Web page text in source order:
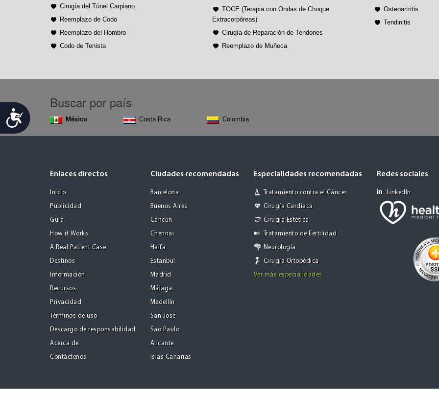
Accessibility
Cirugía del Túnel Carpiano
Reemplazo de Codo
Reemplazo del Hombro
Codo de Tenista
TOCE (Terapia con Ondas de Choque
Extracorpóreas)
Cirugía de Reparación de Tendones
Reemplazo de Muñeca
Osteoartritis
Tendinitis
Buscar por país
México Costa Rica Colombia
Enlaces directos
Inicio
Publicidad
Guía
How it Works
A Real Patient Case
Destinos
Información
Recursos
Privacidad
Términos de uso
Descargo de responsabilidad
Acerca de
Contáctenos
Ciudades recomendadas
Barcelona
Buenos Aires
Cancún
Chennai
Haifa
Estanbul
Madrid
Málaga
Medellín
San Jose
Sao Paulo
Alicante
Islas Canarias
Especialidades recomendadas
Tratamiento contra el Cáncer
Cirugía Cardiaca
Cirugía Estética
Tratamiento de Fertilidad
Neurología
Cirugía Ortopédica
Ver más especialidades
Redes sociales
LinkedIn